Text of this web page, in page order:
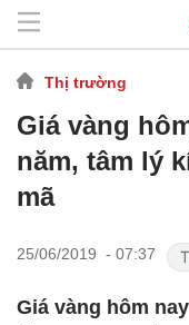
Thị trường
Giá vàng
năm, tâm lý
mã
25/06/2019 - 07:37
Giá vàng hôm